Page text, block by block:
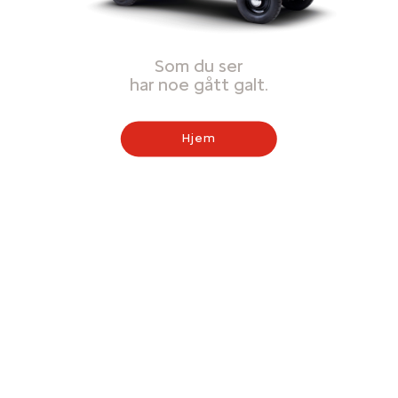
Som du ser
har noe gått galt.
Hjem